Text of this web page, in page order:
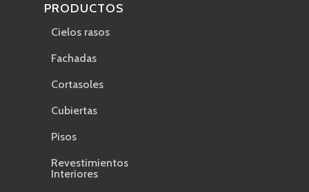
PRODUCTOS
Cielos rasos
Fachadas
Cortasoles
Cubiertas
Pisos
Revestimientos
Interiores